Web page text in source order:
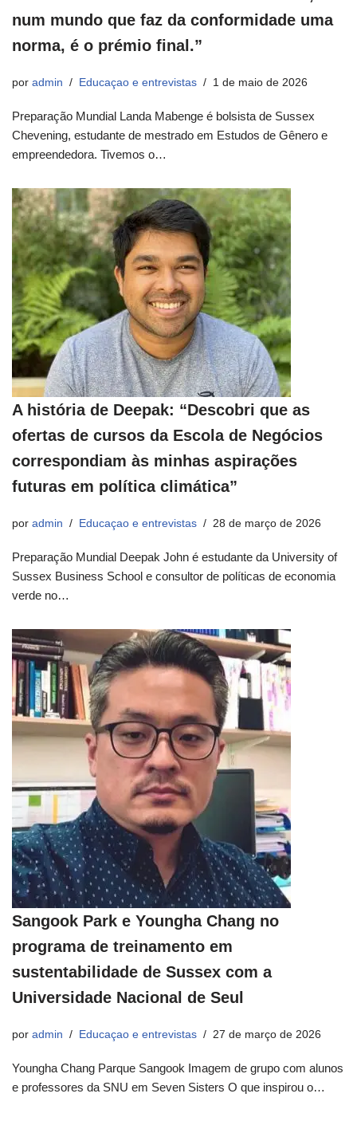
num mundo que faz da conformidade uma
norma, é o prémio final.”
por admin Educaçao e entrevistas 1 de maio de 2026
Preparação Mundial Landa Mabenge é bolsista de Sussex
Chevening, estudante de mestrado em Estudos de Gênero e
empreendedora. Tivemos o…
A história de Deepak: “Descobri que as
ofertas de cursos da Escola de Negócios
correspondiam às minhas aspirações
futuras em política climática”
por admin Educaçao e entrevistas 28 de março de 2026
Preparação Mundial Deepak John é estudante da University of
Sussex Business School e consultor de políticas de economia
verde no…
Sangook Park e Youngha Chang no
programa de treinamento em
sustentabilidade de Sussex com a
Universidade Nacional de Seul
por admin Educaçao e entrevistas 27 de março de 2026
Youngha Chang Parque Sangook Imagem de grupo com alunos
e professores da SNU em Seven Sisters O que inspirou o…